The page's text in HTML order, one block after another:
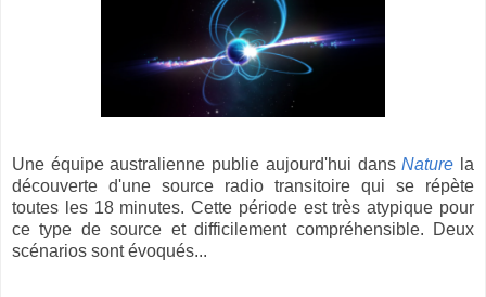
Une équipe australienne publie aujourd'hui dansNature la
découverte d'une source radio transitoire qui se répète
toutes les 18 minutes. Cette période est très atypique pour
ce type de source et difficilement compréhensible. Deux
scénarios sont évoqués...